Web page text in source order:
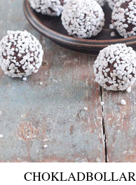
CHOKLADBOLLAR